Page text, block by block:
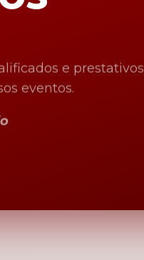
e prestativos.
eventos.